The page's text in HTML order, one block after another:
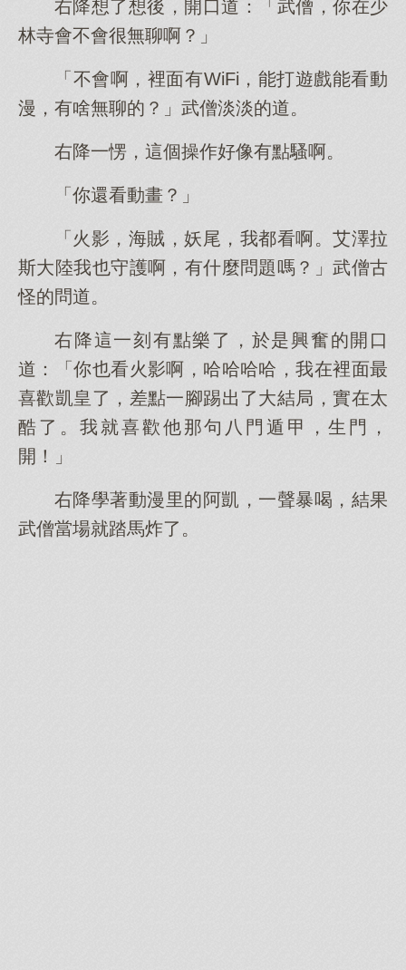
右降想了想後，開口道：「武僧，你在少
林寺會不會很無聊啊？」
「不會啊，裡面有WiFi，能打遊戲能看動
漫，有啥無聊的？」武僧淡淡的道。
右降一愣，這個操作好像有點騷啊。
「你還看動畫？」
「火影，海賊，妖尾，我都看啊。艾澤拉
斯大陸我也守護啊，有什麼問題嗎？」武僧古
怪的問道。
右降這一刻有點樂了，於是興奮的開口
道：「你也看火影啊，哈哈哈哈，我在裡面最
喜歡凱皇了，差點一腳踢出了大結局，實在太
酷了。我就喜歡他那句八門遁甲，生門，
開！」
右降學著動漫里的阿凱，一聲暴喝，結果
武僧當場就踏馬炸了。